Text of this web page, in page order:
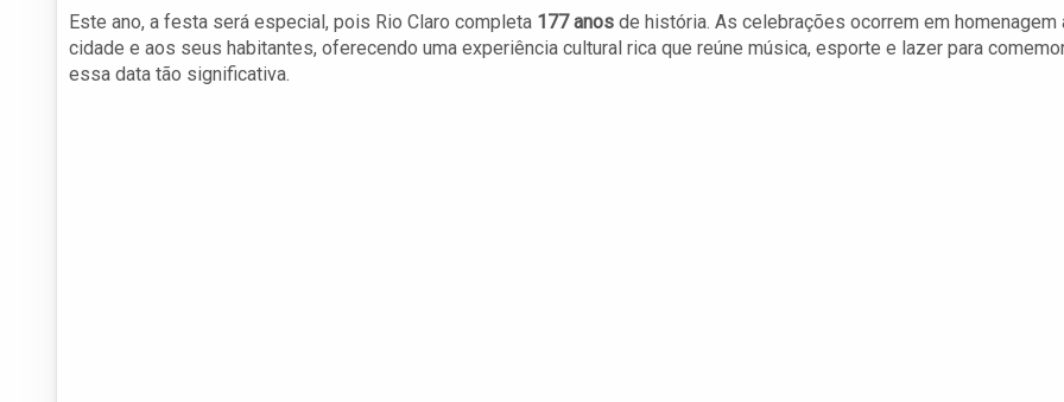
Este ano, a festa será especial, pois Rio Claro completa 177 anos de história. As celebrações ocorrem em homenagem
cidade e aos seus habitantes, oferecendo uma experiência cultural rica que reúne música, esporte e lazer para
essa data tão significativa.